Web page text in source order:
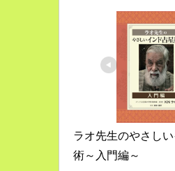
ラオ先生のやさし
術～入門編～